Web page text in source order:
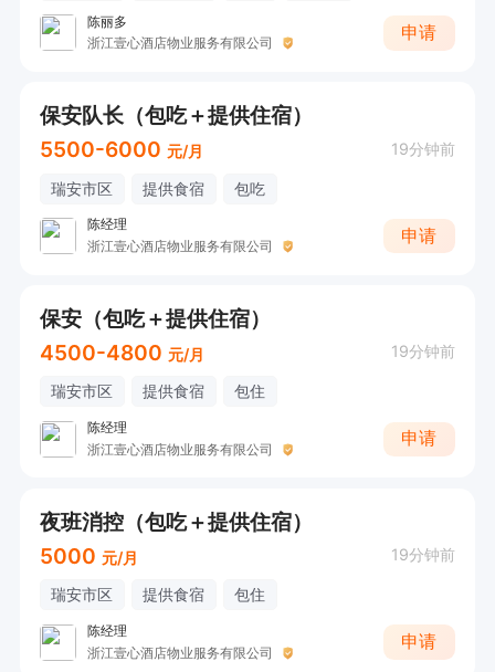
陈丽多
浙江壹心酒店物业服务有限公司
申请
保安队长（包吃＋提供住宿）
5500-6000 元/月 19分钟前
瑞安市区 提供食宿 包吃
陈经理
浙江壹心酒店物业服务有限公司
申请
保安（包吃＋提供住宿）
4500-4800 元/月 19分钟前
瑞安市区 提供食宿 包住
陈经理
浙江壹心酒店物业服务有限公司
申请
夜班消控（包吃＋提供住宿）
5000 元/月 19分钟前
瑞安市区 提供食宿 包住
陈经理
浙江壹心酒店物业服务有限公司
申请